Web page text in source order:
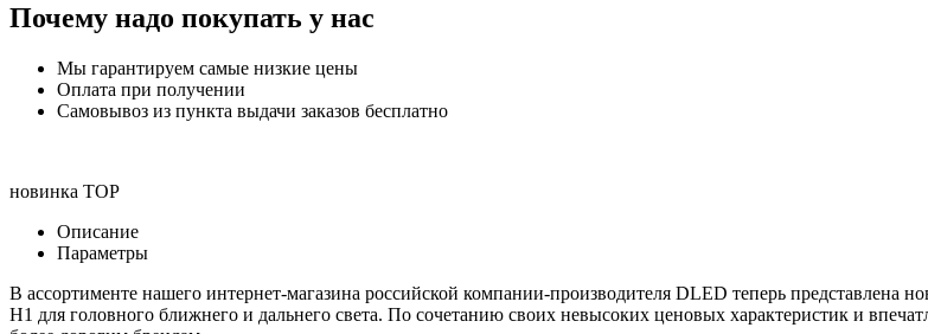
Почему надо покупать у нас
Мы гарантируем самые низкие цены
Оплата при получении
Самовывоз из пункта выдачи заказов бесплатно
новинка TOP
Описание
Параметры
В ассортименте нашего интернет-магазина российской компании-производителя DLED теперь представлена
H1 для головного ближнего и дальнего света. По сочетанию своих невысоких ценовых характеристик и